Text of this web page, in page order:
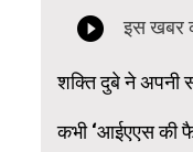
शक्ति दुबे ने अपनी
कभी ‘आईएएस की